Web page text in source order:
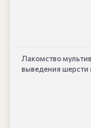
Лакомство
выведения шерсти